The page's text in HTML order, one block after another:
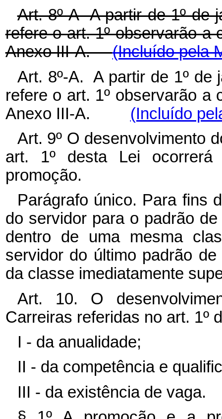
Art. 8º-A A partir de 1º de
refere o art. 1º observarão a
Anexo III-A.(Incluído pela
Art. 8º-A. A partir de 1º de
refere o art. 1º observarão a
Anexo III-A.
(Incluído
Art. 9º O desenvolvimento
art. 1º desta Lei ocorrerá
promoção.
Parágrafo único. Para fins
do servidor para o padrão
dentro de uma mesma
servidor do último padrão
da classe imediatamente
Art. 10. O
Carreiras referidas no art. 1º
I - da anualidade;
II - da competência e
III - da existência de vaga.